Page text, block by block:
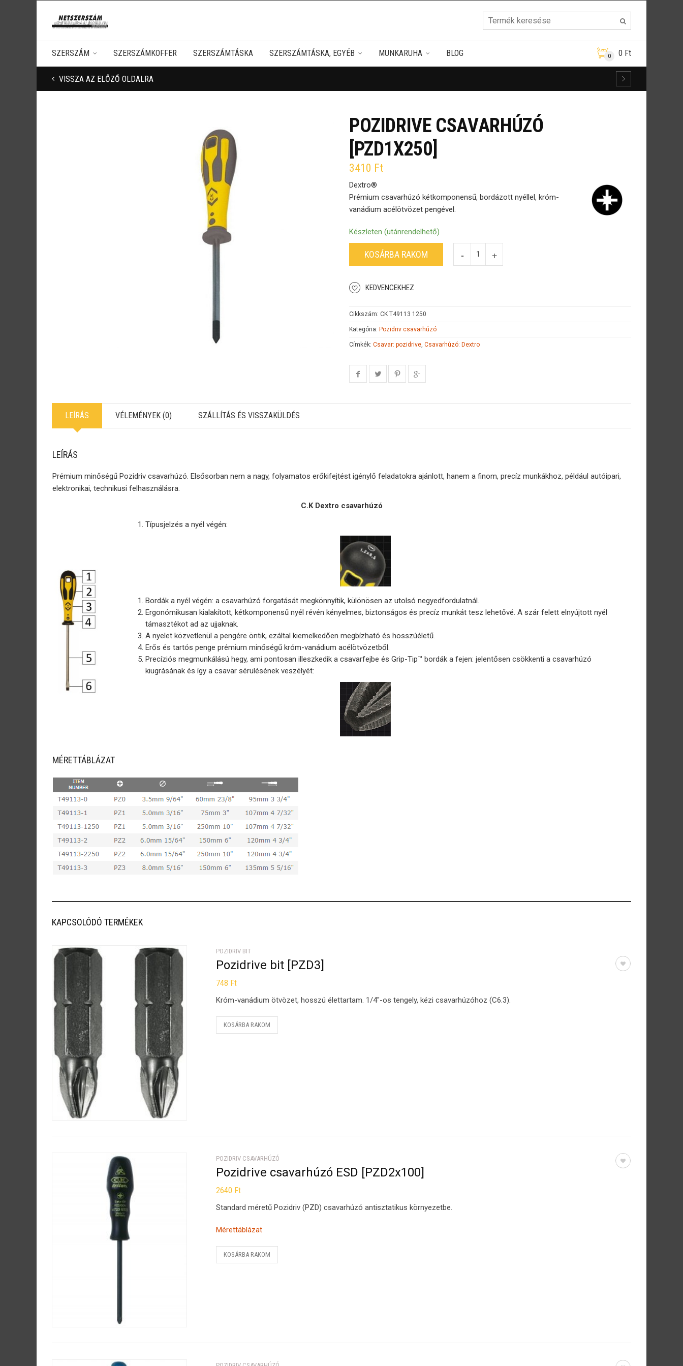
SZERSZÁM SZERSZÁMKOFFER SZERSZÁMTÁSKA SZERSZÁMTÁSKA, EGYÉB MUNKARUHA BLOG 0 0 Ft
VISSZA AZ ELŐZŐ OLDALRA
POZIDRIVE CSAVARHÚZÓ
[PZD1X250]
3410 Ft
Dextro®
Prémium csavarhúzó kétkomponensű, bordázott nyéllel, króm-
vanádium acélötvözet pengével.
Készleten (utánrendelhető)
KOSÁRBA RAKOM
KEDVENCEKHEZ
Cikkszám: CK T49113 1250
Kategória: Pozidriv csavarhúzó
Címkék: Csavar: pozidrive, Csavarhúzó: Dextro
LEÍRÁS VÉLEMÉNYEK (0) SZÁLLÍTÁS ÉS VISSZAKÜLDÉS
LEÍRÁS
Prémium minőségű Pozidriv csavarhúzó. Elsősorban nem a nagy, folyamatos erőkifejtést igénylő feladatokra ajánlott, hanem a finom, precíz munkákhoz, például autóipari,
elektronikai, technikusi felhasználásra.
C.K Dextro csavarhúzó
Típusjelzés a nyél végén:
Bordák a nyél végén: a csavarhúzó forgatását megkönnyítik, különösen az utolsó negyedfordulatnál.
Ergonómikusan kialakított, kétkomponensű nyél révén kényelmes, biztonságos és precíz munkát tesz lehetővé. A szár felett elnyújtott nyél
támasztékot ad az ujjaknak.
A nyelet közvetlenül a pengére öntik, ezáltal kiemelkedően megbízható és hosszúéletű.
Erős és tartós penge prémium minőségű króm-vanádium acélötvözetből.
Precíziós megmunkálású hegy, ami pontosan illeszkedik a csavarfejbe és Grip-Tip™ bordák a fejen: jelentősen csökkenti a csavarhúzó
kiugrásának és így a csavar sérülésének veszélyét:
MÉRETTÁBLÁZAT
KAPCSOLÓDÓ TERMÉKEK
POZIDRIV BIT
Pozidrive bit [PZD3]
748 Ft
Króm-vanádium ötvözet, hosszú élettartam. 1/4″-os tengely, kézi csavarhúzóhoz (C6.3).
KOSÁRBA RAKOM
POZIDRIV CSAVARHÚZÓ
Pozidrive csavarhúzó ESD [PZD2x100]
2640 Ft
Standard méretű Pozidriv (PZD) csavarhúzó antisztatikus környezetbe.
Mérettáblázat
KOSÁRBA RAKOM